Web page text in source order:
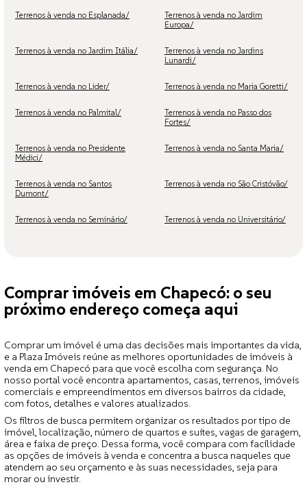
Terrenos à venda no Esplanada/
Terrenos à venda no Jardim
Europa/
Terrenos à venda no Jardim Itália/
Terrenos à venda no Jardins
Lunardi/
Terrenos à venda no Lider/ Terrenos à venda no Maria Goretti/
Terrenos à venda no Palmital/
Terrenos à venda no Passo dos
Fortes/
Terrenos à venda no Presidente
Médici/
Terrenos à venda no Santa Maria/
Terrenos à venda no Santos
Dumont/
Terrenos à venda no São Cristóvão/
Terrenos à venda no Seminário/ Terrenos à venda no Universitário/
Comprar imóveis em Chapecó: o seu
próximo endereço começa aqui
Comprar um imóvel é uma das decisões mais importantes da vida,
e a Plaza Imóveis reúne as melhores oportunidades de imóveis à
venda em Chapecó para que você escolha com segurança. No
nosso portal você encontra apartamentos, casas, terrenos, imóveis
comerciais e empreendimentos em diversos bairros da cidade,
com fotos, detalhes e valores atualizados.
Os filtros de busca permitem organizar os resultados por tipo de
imóvel, localização, número de quartos e suítes, vagas de garagem,
área e faixa de preço. Dessa forma, você compara com facilidade
as opções de imóveis à venda e concentra a busca naqueles que
atendem ao seu orçamento e às suas necessidades, seja para
morar ou investir.